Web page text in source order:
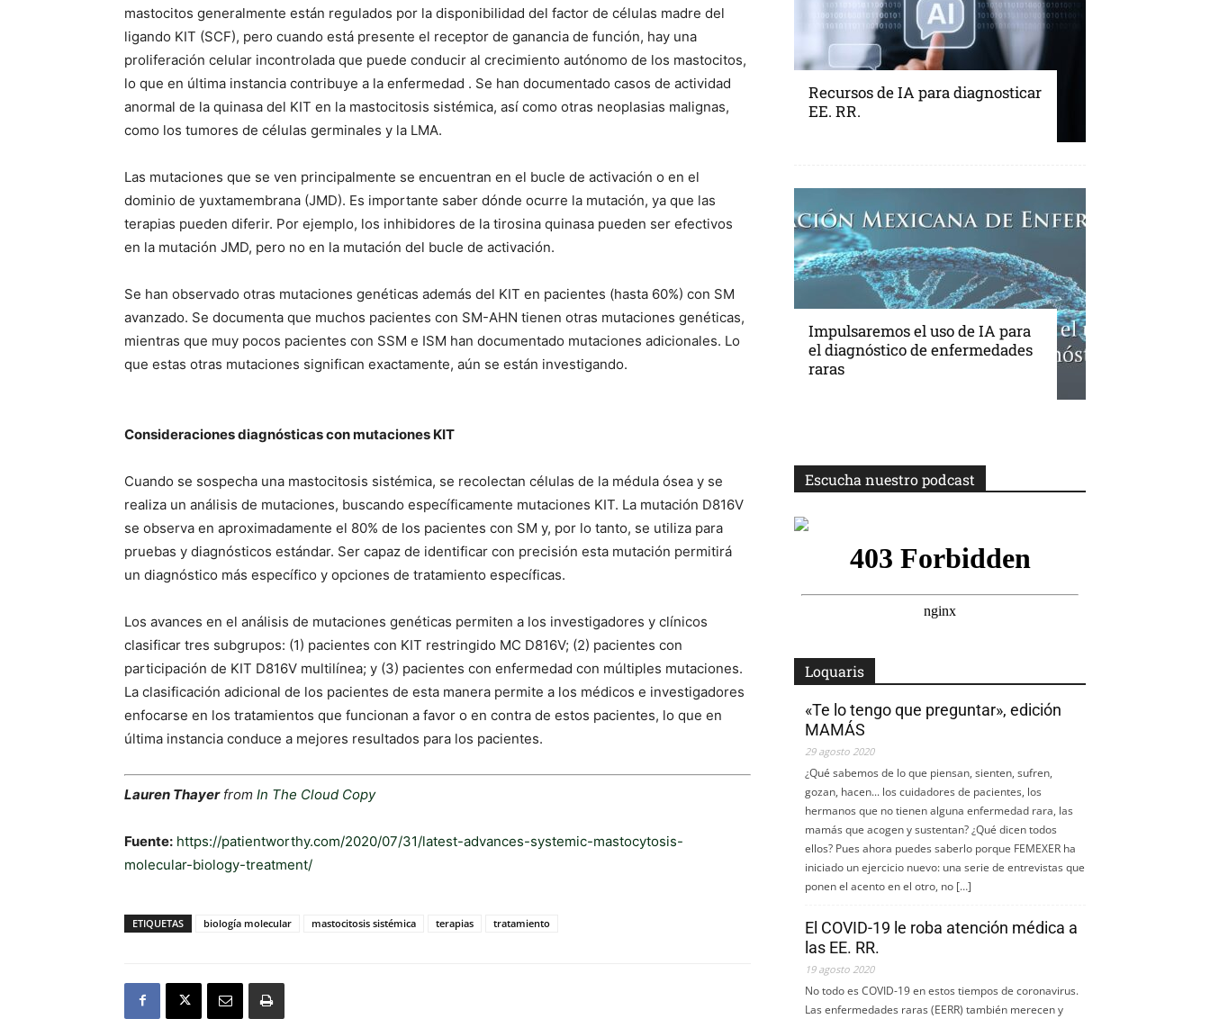
mastocitos generalmente están regulados por la disponibilidad del factor de células madre del
ligando KIT (SCF), pero cuando está presente el receptor de ganancia de función, hay una
proliferación celular incontrolada que puede conducir al crecimiento autónomo de los mastocitos,
lo que en última instancia contribuye a la enfermedad . Se han documentado casos de actividad
anormal de la quinasa del KIT en la mastocitosis sistémica, así como otras neoplasias malignas,
como los tumores de células germinales y la LMA.
Las mutaciones que se ven principalmente se encuentran en el bucle de activación o en el
dominio de yuxtamembrana (JMD). Es importante saber dónde ocurre la mutación, ya que las
terapias pueden diferir. Por ejemplo, los inhibidores de la tirosina quinasa pueden ser efectivos
en la mutación JMD, pero no en la mutación del bucle de activación.
Se han observado otras mutaciones genéticas además del KIT en pacientes (hasta 60%) con SM
avanzado. Se documenta que muchos pacientes con SM-AHN tienen otras mutaciones genéticas,
mientras que muy pocos pacientes con SSM e ISM han documentado mutaciones adicionales. Lo
que estas otras mutaciones significan exactamente, aún se están investigando.
Consideraciones diagnósticas con mutaciones KIT
Cuando se sospecha una mastocitosis sistémica, se recolectan células de la médula ósea y se
realiza un análisis de mutaciones, buscando específicamente mutaciones KIT. La mutación D816V
se observa en aproximadamente el 80% de los pacientes con SM y, por lo tanto, se utiliza para
pruebas y diagnósticos estándar. Ser capaz de identificar con precisión esta mutación permitirá
un diagnóstico más específico y opciones de tratamiento específicas.
Los avances en el análisis de mutaciones genéticas permiten a los investigadores y clínicos
clasificar tres subgrupos: (1) pacientes con KIT restringido MC D816V; (2) pacientes con
participación de KIT D816V multilínea; y (3) pacientes con enfermedad con múltiples mutaciones.
La clasificación adicional de los pacientes de esta manera permite a los médicos e investigadores
enfocarse en los tratamientos que funcionan a favor o en contra de estos pacientes, lo que en
última instancia conduce a mejores resultados para los pacientes.
Lauren Thayerfrom In The Cloud Copy
Fuente: https://patientworthy.com/2020/07/31/latest-advances-systemic-mastocytosis-
molecular-biology-treatment/
ETIQUETAS biología molecular mastocitosis sistémica terapias tratamiento
Recursos de IA para diagnosticar
EE. RR.
Impulsaremos el uso de IA para
el diagnóstico de enfermedades
raras
Escucha nuestro podcast
Loquaris
«Te lo tengo que preguntar», edición
MAMÁS
29 agosto 2020
¿Qué sabemos de lo que piensan, sienten, sufren,
gozan, hacen... los cuidadores de pacientes, los
hermanos que no tienen alguna enfermedad rara, las
mamás que acogen y sustentan? ¿Qué dicen todos
ellos? Pues ahora puedes saberlo porque FEMEXER ha
iniciado un ejercicio nuevo: una serie de entrevistas que
ponen el acento en el otro, no […]
El COVID-19 le roba atención médica a
las EE. RR.
19 agosto 2020
No todo es COVID-19 en estos tiempos de coronavirus.
Las enfermedades raras (EERR) también merecen y